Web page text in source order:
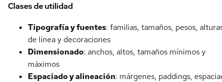
Clases de utilidad
Tipografía y fuentes: familias, tamaños, pesos,
de línea y decoraciones
Dimensionado: anchos, altos, tamaños mínimos y
máximos
Espaciado y alineación: márgenes, paddings,